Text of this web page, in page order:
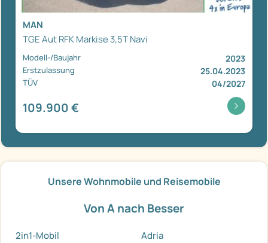
MAN
TGE Aut RFK Markise 3,5T Navi
Modell-/Baujahr 2023
Erstzulassung 25.04.2023
TÜV 04/2027
109.900 €
Unsere Wohnmobile und Reisemobile
Von A nach Besser
2in1-Mobil
Adria